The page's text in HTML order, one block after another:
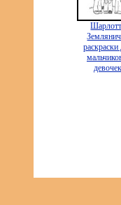
раскраски
девочек